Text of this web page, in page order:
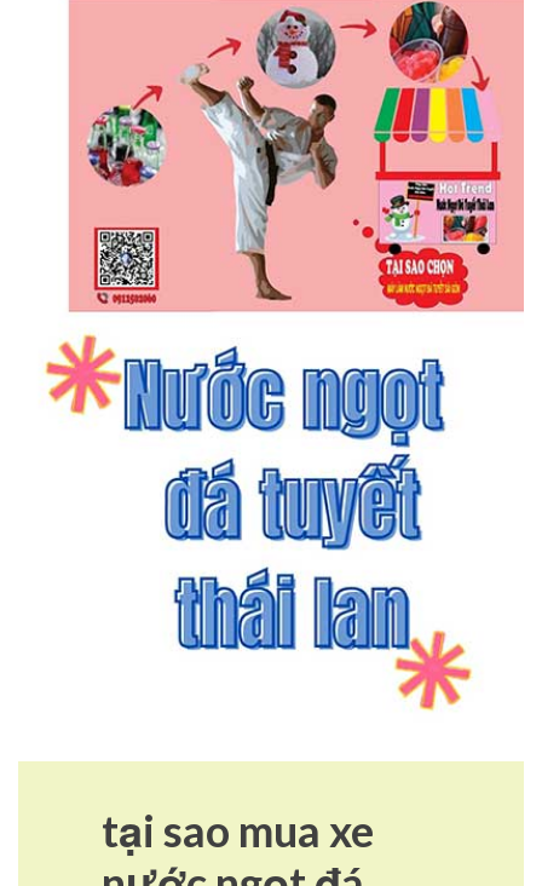
tại sao mua xe